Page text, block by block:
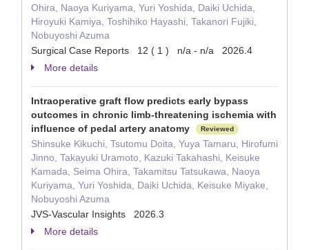
Ohira, Naoya Kuriyama, Yuri Yoshida, Daiki Uchida,
Hiroyuki Kamiya, Toshihiko Hayashi, Takanori Fujiki,
Nobuyoshi Azuma
Surgical Case Reports 12 ( 1 ) n/a - n/a 2026.4
More details
Intraoperative graft flow predicts early bypass
outcomes in chronic limb-threatening ischemia with
influence of pedal artery anatomy
Reviewed
Shinsuke Kikuchi, Tsutomu Doita, Yuya Tamaru, Hirofumi
Jinno, Takayuki Uramoto, Kazuki Takahashi, Keisuke
Kamada, Seima Ohira, Takamitsu Tatsukawa, Naoya
Kuriyama, Yuri Yoshida, Daiki Uchida, Keisuke Miyake,
Nobuyoshi Azuma
JVS-Vascular Insights 2026.3
More details